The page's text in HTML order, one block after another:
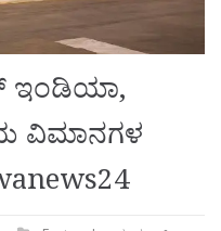
ಇಂಡಿಯಾ,
ವಿಮಾನಗಳ